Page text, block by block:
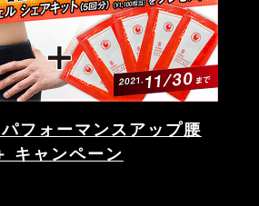
パフォーマンスアップ腰
キャンペーン